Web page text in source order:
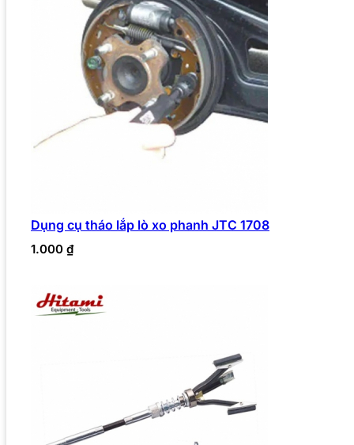
Dụng cụ tháo lắp lò xo phanh JTC 1708
1.000 ₫